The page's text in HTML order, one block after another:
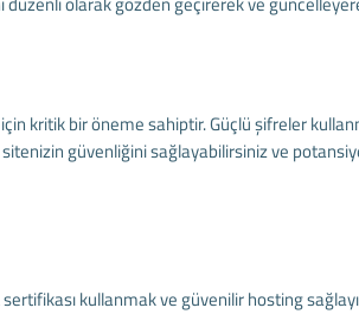
kritik bir öneme sahiptir. Güçlü şifreler
güvenliğini sağlayabilirsiniz ve
kullanmak ve güvenilir hosting